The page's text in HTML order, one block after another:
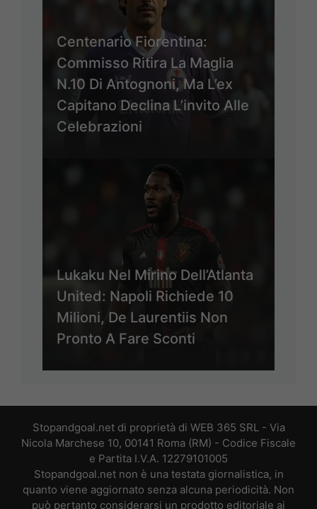
Centenario Fiorentina:
Commisso Ritira La Maglia
N.10 Di Antognoni, Ma L’ex
Capitano Declina L’invito Alle
Celebrazioni
Lukaku Nel Mirino Dell’Atlanta
United: Napoli Richiede 10
Milioni, De Laurentiis Non
Pronto A Fare Sconti
Stopandgoal.net di proprietà di WEB 365 SRL - Via
Nicola Marchese 10, 00141 Roma (RM) - Codice Fiscale
e Partita I.V.A. 12279101005
Stopandgoal.net non è una testata giornalistica, in
quanto viene aggiornato senza alcuna periodicità. Non
può pertanto considerarsi un prodotto editoriale ai